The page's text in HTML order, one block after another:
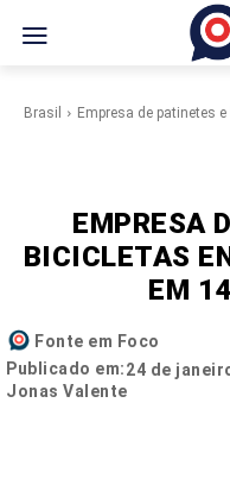
Brasil Empresa de patinetes
EMPRESA
BICICLETAS
EM
Fonte em Foco
Publicado em:24 de
Jonas Valente